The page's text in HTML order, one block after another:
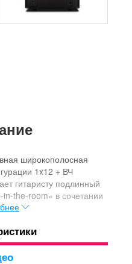
широкополосная
1x12 + ВЧ
гитаристу подлинный
the-room» в сочетании
или даже педалью